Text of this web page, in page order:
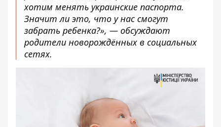
хотим менять украинские паспорта.
Значит ли это, что у нас смогут
забрать ребенка?», — обсуждают
родители новорождённых в социальных
сетях.